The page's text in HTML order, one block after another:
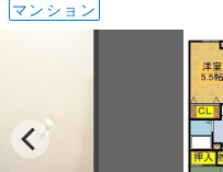
マンション